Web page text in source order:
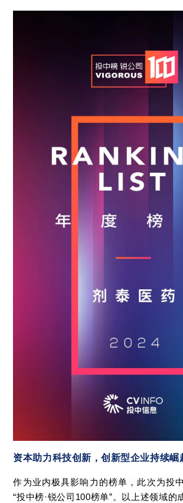
资本助力科技创新，创新型企业持续崛
作为业内极具影响力的榜单，此次为投
“投中榜·锐公司100榜单”。以上述领域的